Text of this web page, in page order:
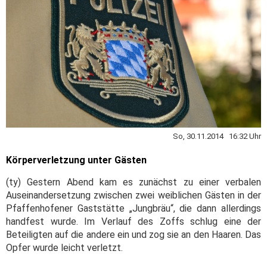
So, 30.11.2014 16:32 Uhr
Körperverletzung unter Gästen
(ty) Gestern Abend kam es zunächst zu einer verbalen
Auseinandersetzung zwischen zwei weiblichen Gästen in der
Pfaffenhofener Gaststätte „Jungbräu“, die dann allerdings
handfest wurde. Im Verlauf des Zoffs schlug eine der
Beteiligten auf die andere ein und zog sie an den Haaren. Das
Opfer wurde leicht verletzt.